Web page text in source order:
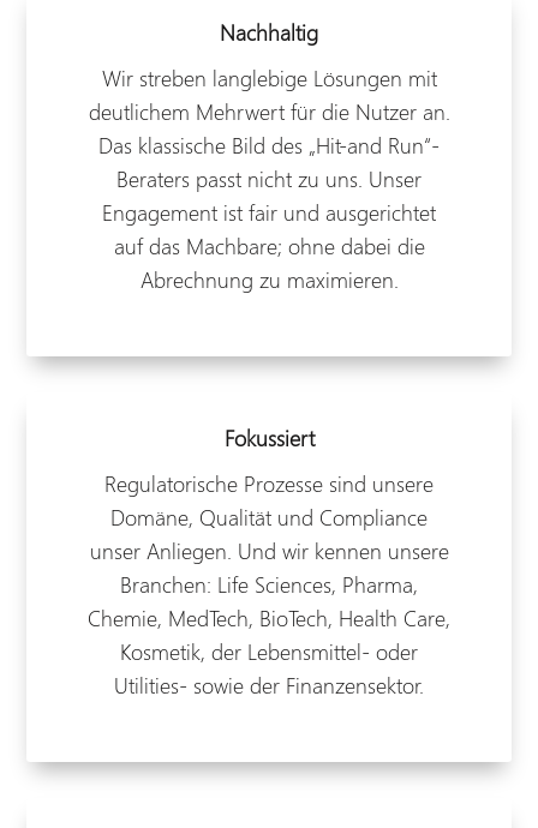
Nachhaltig
Wir streben langlebige Lösungen mit
deutlichem Mehrwert für die Nutzer an.
Das klassische Bild des „Hit-and Run“-
Beraters passt nicht zu uns. Unser
Engagement ist fair und ausgerichtet
auf das Machbare; ohne dabei die
Abrechnung zu maximieren.
Fokussiert
Regulatorische Prozesse sind unsere
Domäne, Qualität und Compliance
unser Anliegen. Und wir kennen unsere
Branchen: Life Sciences, Pharma,
Chemie, MedTech, BioTech, Health Care,
Kosmetik, der Lebensmittel- oder
Utilities- sowie der Finanzensektor.